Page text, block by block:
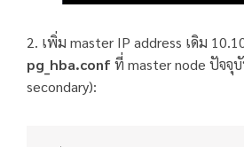
2. เพิ่ม master IP address เดิม
pg_hba.confที่ master node ปัจจุ
secondary):